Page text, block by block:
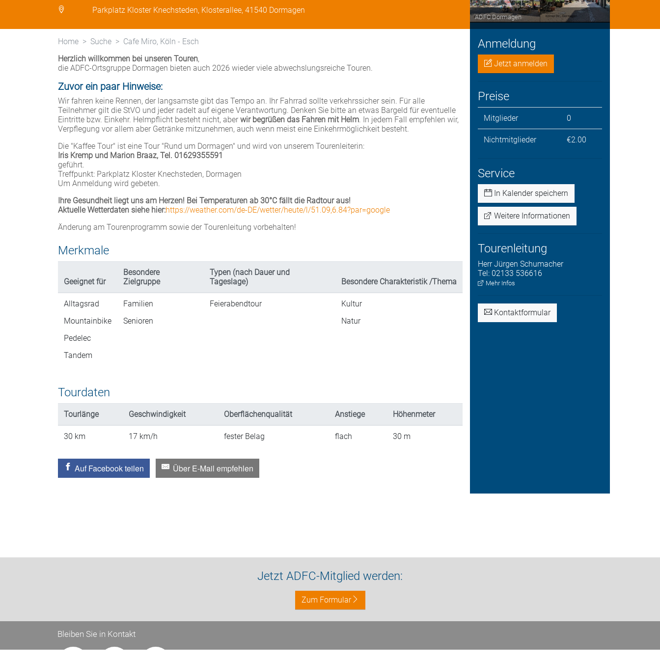
Parkplatz Kloster Knechsteden, Klosterallee, 41540 Dormagen
ADFC Dormagen
Anmeldung
Jetzt anmelden
Preise
Mitglieder 0
Nichtmitglieder €2.00
Service
In Kalender speichern
Weitere Informationen
Tourenleitung
Herr Jürgen Schumacher
Tel: 02133 536616
Mehr Infos
Kontaktformular
Home Suche
Cafe Miro, Köln - Esch
Herzlich willkommen bei unseren Touren,
die ADFC-Ortsgruppe Dormagen bieten auch 2026 wieder viele abwechslungsreiche Touren.
Zuvor ein paar Hinweise:
Wir fahren keine Rennen, der langsamste gibt das Tempo an. Ihr Fahrrad sollte verkehrssicher sein. Für alle
Teilnehmer gilt die StVO und jeder radelt auf eigene Verantwortung. Denken Sie bitte an etwas Bargeld für eventuelle
Eintritte bzw. Einkehr. Helmpflicht besteht nicht, aber wir begrüßen das Fahren mit Helm. In jedem Fall empfehlen wir,
Verpflegung vor allem aber Getränke mitzunehmen, auch wenn meist eine Einkehrmöglichkeit besteht.
Die "Kaffee Tour" ist eine Tour "Rund um Dormagen" und wird von unserem Tourenleiterin:
Iris Kremp und Marion Braaz, Tel. 01629355591
geführt.
Treffpunkt: Parkplatz Kloster Knechsteden, Dormagen
Um Anmeldung wird gebeten.
Ihre Gesundheit liegt uns am Herzen! Bei Temperaturen ab 30°C fällt die Radtour aus!
Aktuelle Wetterdaten siehe hier:https://weather.com/de-DE/wetter/heute/l/51.09,6.84?par=google
Änderung am Tourenprogramm sowie der Tourenleitung vorbehalten!
Merkmale
Geeignet für
Besondere
Zielgruppe
Typen (nach Dauer und
Tageslage)
Besondere Charakteristik /Thema
Alltagsrad
Mountainbike
Pedelec
Tandem
Familien
Senioren
Feierabendtour
Kultur
Natur
Tourdaten
Tourlänge Geschwindigkeit Oberflächenqualität Anstiege Höhenmeter
30 km 17 km/h fester Belag flach 30 m
Auf Facebook teilen Über E-Mail empfehlen
Jetzt ADFC-Mitglied werden:
Zum Formular
Bleiben Sie in Kontakt